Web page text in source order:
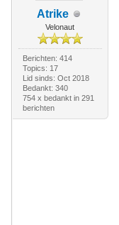
Atrike
Velonaut
Berichten: 414
Topics: 17
Lid sinds: Oct 2018
Bedankt: 340
754 x bedankt in 291
berichten